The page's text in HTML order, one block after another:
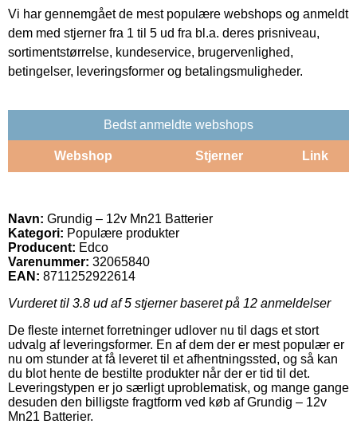
Vi har gennemgået de mest populære webshops og anmeldt
dem med stjerner fra 1 til 5 ud fra bl.a. deres prisniveau,
sortimentstørrelse, kundeservice, brugervenlighed,
betingelser, leveringsformer og betalingsmuligheder.
Bedst anmeldte webshops
Webshop Stjerner Link
Navn: Grundig – 12v Mn21 Batterier
Kategori: Populære produkter
Producent: Edco
Varenummer: 32065840
EAN: 8711252922614
Vurderet til 3.8 ud af 5 stjerner baseret på 12 anmeldelser
De fleste internet forretninger udlover nu til dags et stort
udvalg af leveringsformer. En af dem der er mest populær er
nu om stunder at få leveret til et afhentningssted, og så kan
du blot hente de bestilte produkter når der er tid til det.
Leveringstypen er jo særligt uproblematisk, og mange gange
desuden den billigste fragtform ved køb af Grundig – 12v
Mn21 Batterier.